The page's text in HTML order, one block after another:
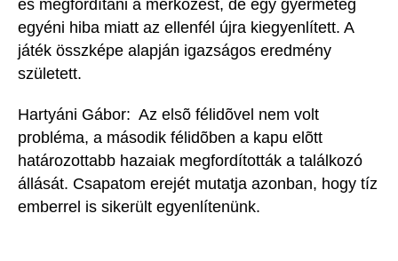
és megfordítani a mérkõzést, de egy gyermeteg
egyéni hiba miatt az ellenfél újra kiegyenlített. A
játék összképe alapján igazságos eredmény
született.
Hartyáni Gábor:  Az elsõ félidõvel nem volt
probléma, a második félidõben a kapu elõtt
határozottabb hazaiak megfordították a találkozó
állását. Csapatom erejét mutatja azonban, hogy tíz
emberrel is sikerült egyenlítenünk.